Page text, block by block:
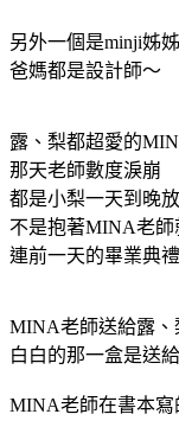
另外一個是minji姊
爸媽都是設計師～
露、梨都超愛的
那天老師數度淚崩
都是小梨一天到晚
不是抱著MINA老
連前一天的畢業典
MINA老師送給露、
白白的那一盒是送
MINA老師在書本寫